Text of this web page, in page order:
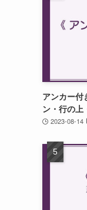
アンカー付
ン・行の上
2023-08-14